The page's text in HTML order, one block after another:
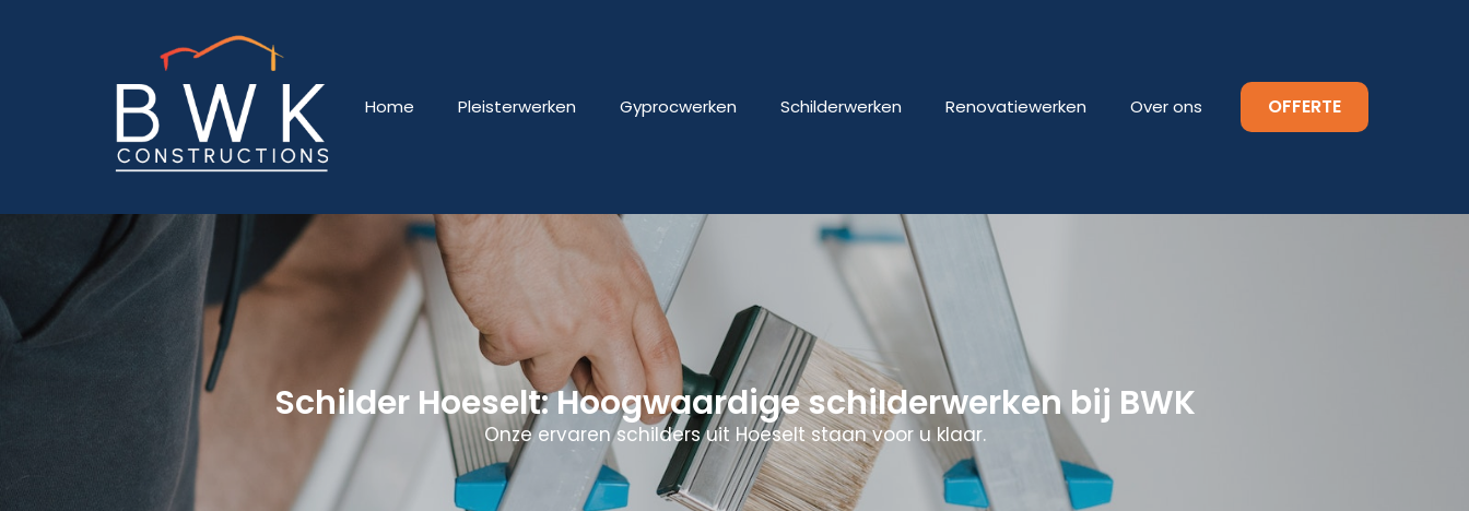
Home Pleisterwerken Gyprocwerken Schilderwerken Renovatiewerken Over ons OFFERTE
Schilder Hoeselt: Hoogwaardige schilderwerken bij BWK
Onze ervaren schilders uit Hoeselt staan voor u klaar.